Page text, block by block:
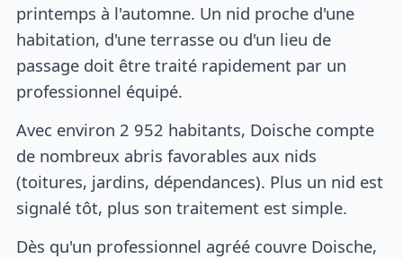
printemps à l'automne. Un nid proche d'une
habitation, d'une terrasse ou d'un lieu de
passage doit être traité rapidement par un
professionnel équipé.
Avec environ 2 952 habitants, Doische compte
de nombreux abris favorables aux nids
(toitures, jardins, dépendances). Plus un nid est
signalé tôt, plus son traitement est simple.
Dès qu'un professionnel agréé couvre Doische,